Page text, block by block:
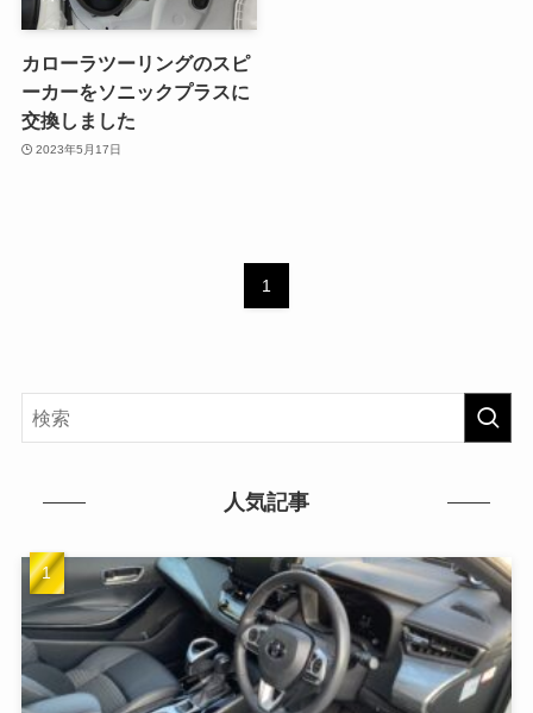
カローラツーリングのスピ
ーカーをソニックプラスに
交換しました
2023年5月17日
1
人気記事